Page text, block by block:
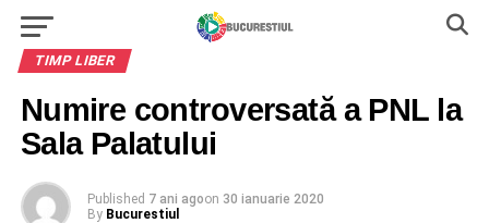
TIMP LIBER
Numire controversată a PNL la
Sala Palatului
Published 7 ani agoon 30 ianuarie 2020
By Bucurestiul